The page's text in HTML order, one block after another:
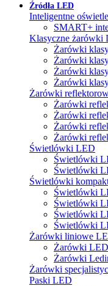
Źródła LED
Inteligentne
SMART+
Klasyczne żarówki
Żarówki
Żarówki
Żarówki
Żarówki
Żarówki
Żarówki
Żarówki
Żarówki
Żarówki
Świetlówki LED
Świetlówki
Świetlówki
Świetlówki
Świetlówki
Świetlówki
Świetlówki
Świetlówki
Żarówki liniowe
Żarówki
Żarówki
Żarówki
Paski LED